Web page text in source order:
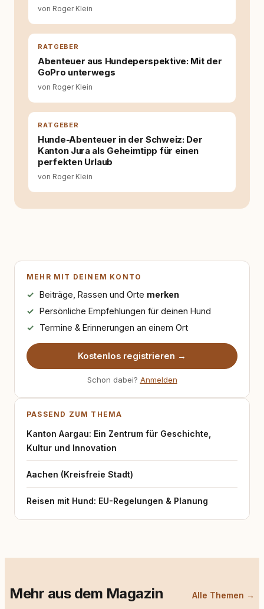
und der Schweiz. Meine Überzeugung:
Tierschutz beginnt mit Wissen. Wer seinen
Hund versteht, trifft bessere Entscheidungen –
für ein Zusammenleben, das beiden guttut.
von Roger Klein
RATGEBER
Abenteuer aus Hundeperspektive: Mit der
GoPro unterwegs
von Roger Klein
RATGEBER
Hunde-Abenteuer in der Schweiz: Der
Kanton Jura als Geheimtipp für einen
perfekten Urlaub
von Roger Klein
MEHR MIT DEINEM KONTO
Beiträge, Rassen und Orte merken
Persönliche Empfehlungen für deinen Hund
Termine & Erinnerungen an einem Ort
Kostenlos registrieren →
Schon dabei? Anmelden
PASSEND ZUM THEMA
Kanton Aargau: Ein Zentrum für Geschichte,
Kultur und Innovation
Aachen (Kreisfreie Stadt)
Reisen mit Hund: EU-Regelungen & Planung
Mehr aus dem Magazin Alle Themen →